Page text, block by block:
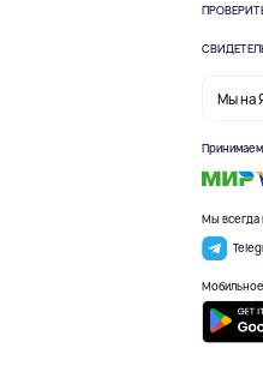
Мы на
Принимаем
Мы всегда